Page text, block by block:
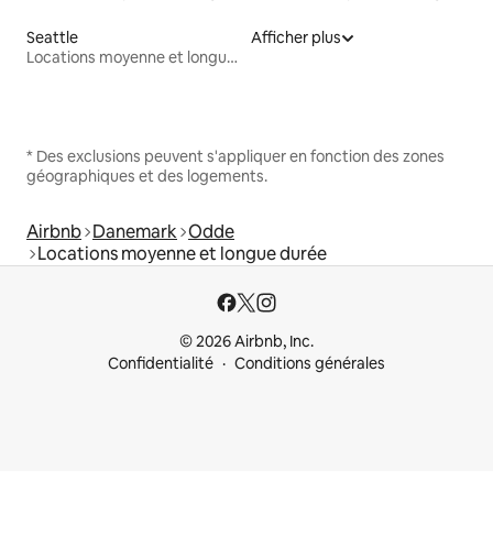
Seattle
Locations moyenne et longue durée
Afficher plus
* Des exclusions peuvent s'appliquer en fonction des zones
géographiques et des logements.
Airbnb Danemark Odde
Locations moyenne et longue durée
© 2026 Airbnb, Inc.
Confidentialité
Conditions générales